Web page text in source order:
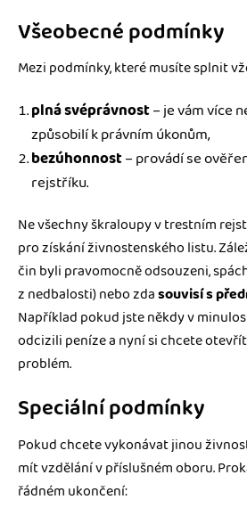
Všeobecné podmínky
Mezi podmínky, které musíte splnit
plná svéprávnost– je vám více
způsobilí k právním úkonům,
bezúhonnost– provádí se
rejstříku.
Ne všechny škraloupy v trestním
pro získání živnostenského listu.
čin byli pravomocně odsouzeni,
z nedbalosti) nebo zdasouvisí s
Například pokud jste někdy v
odcizili peníze a nyní si chcete
problém.
Speciální podmínky
Pokud chcete vykonávat jinou
mít vzdělání v příslušném oboru.
řádném ukončení: